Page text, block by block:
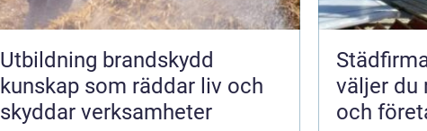
Utbildning brandskydd
kunskap som räddar liv och
skyddar verksamheter
Städfirma
väljer du
och